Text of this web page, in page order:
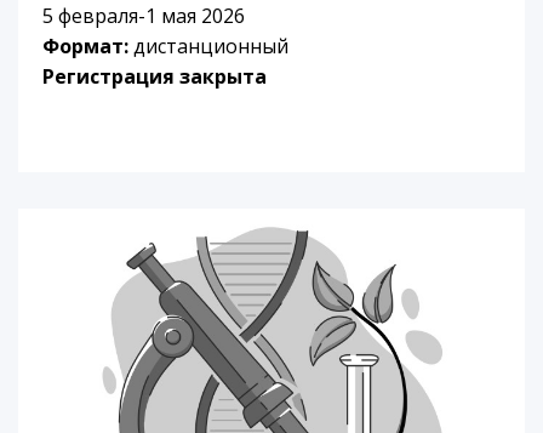
5 февраля-1 мая 2026
Формат:дистанционный
Регистрация закрыта